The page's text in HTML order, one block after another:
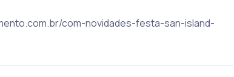
com-novidades-festa-san-island-